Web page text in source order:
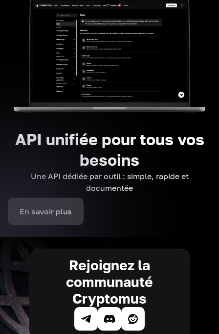
API unifiée pour tous vos
besoins
Une API dédiée par outil : simple, rapide et
documentée
En savoir plus
Rejoignez la
communauté
Cryptomus